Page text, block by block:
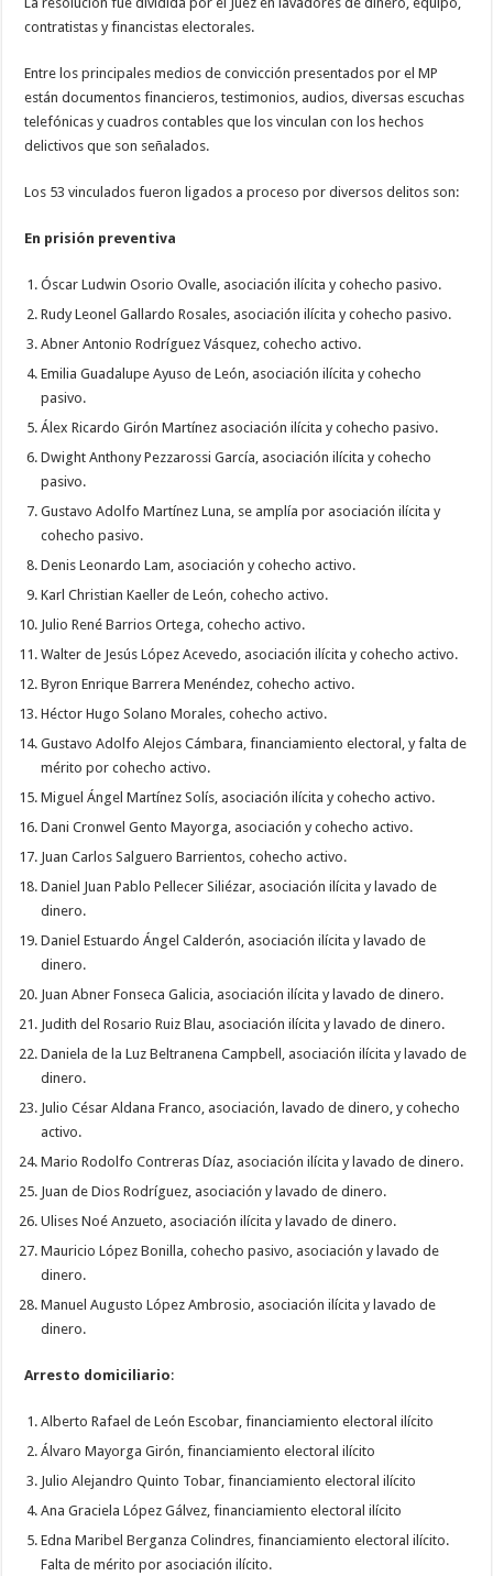
contratistas y financistas electorales.
Entre los principales medios de convicción presentados por el MP
están documentos financieros, testimonios, audios, diversas escuchas
telefónicas y cuadros contables que los vinculan con los hechos
delictivos que son señalados.
Los 53 vinculados fueron ligados a proceso por diversos delitos son:
En prisión preventiva
Óscar Ludwin Osorio Ovalle, asociación ilícita y cohecho pasivo.
Rudy Leonel Gallardo Rosales, asociación ilícita y cohecho pasivo.
Abner Antonio Rodríguez Vásquez, cohecho activo.
Emilia Guadalupe Ayuso de León, asociación ilícita y cohecho
pasivo.
Álex Ricardo Girón Martínez asociación ilícita y cohecho pasivo.
Dwight Anthony Pezzarossi García, asociación ilícita y cohecho
pasivo.
Gustavo Adolfo Martínez Luna, se amplía por asociación ilícita y
cohecho pasivo.
Denis Leonardo Lam, asociación y cohecho activo.
Karl Christian Kaeller de León, cohecho activo.
Julio René Barrios Ortega, cohecho activo.
Walter de Jesús López Acevedo, asociación ilícita y cohecho activo.
Byron Enrique Barrera Menéndez, cohecho activo.
Héctor Hugo Solano Morales, cohecho activo.
Gustavo Adolfo Alejos Cámbara, financiamiento electoral, y falta de
mérito por cohecho activo.
Miguel Ángel Martínez Solís, asociación ilícita y cohecho activo.
Dani Cronwel Gento Mayorga, asociación y cohecho activo.
Juan Carlos Salguero Barrientos, cohecho activo.
Daniel Juan Pablo Pellecer Siliézar, asociación ilícita y lavado de
dinero.
Daniel Estuardo Ángel Calderón, asociación ilícita y lavado de
dinero.
Juan Abner Fonseca Galicia, asociación ilícita y lavado de dinero.
Judith del Rosario Ruiz Blau, asociación ilícita y lavado de dinero.
Daniela de la Luz Beltranena Campbell, asociación ilícita y lavado de
dinero.
Julio César Aldana Franco, asociación, lavado de dinero, y cohecho
activo.
Mario Rodolfo Contreras Díaz, asociación ilícita y lavado de dinero.
Juan de Dios Rodríguez, asociación y lavado de dinero.
Ulises Noé Anzueto, asociación ilícita y lavado de dinero.
Mauricio López Bonilla, cohecho pasivo, asociación y lavado de
dinero.
Manuel Augusto López Ambrosio, asociación ilícita y lavado de
dinero.
Arresto domiciliario:
Alberto Rafael de León Escobar, financiamiento electoral ilícito
Álvaro Mayorga Girón, financiamiento electoral ilícito
Julio Alejandro Quinto Tobar, financiamiento electoral ilícito
Ana Graciela López Gálvez, financiamiento electoral ilícito
Edna Maribel Berganza Colindres, financiamiento electoral ilícito.
Falta de mérito por asociación ilícito.